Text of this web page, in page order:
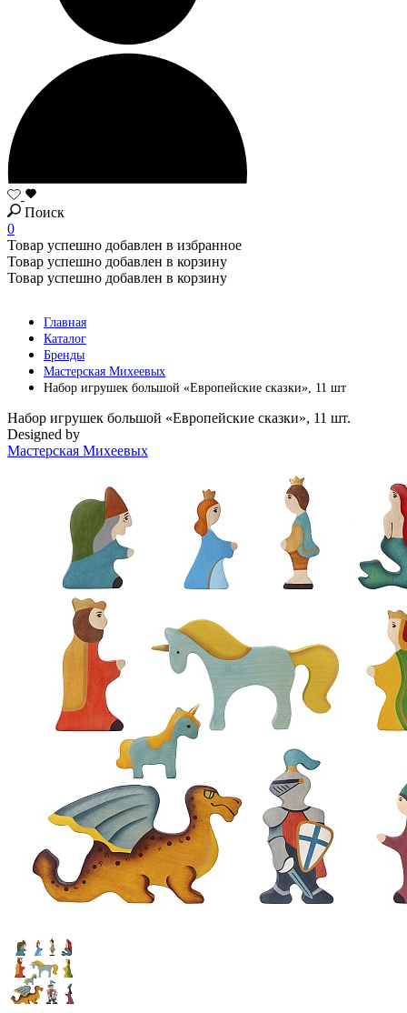
Поиск
0
Товар успешно добавлен в избранное
Товар успешно добавлен в корзину
Товар успешно добавлен в корзину
Главная
Каталог
Бренды
Мастерская Михеевых
Набор игрушек большой «Европейские сказки», 11 шт
Набор игрушек большой «Европейские сказки», 11 шт.
Designed by
Мастерская Михеевых